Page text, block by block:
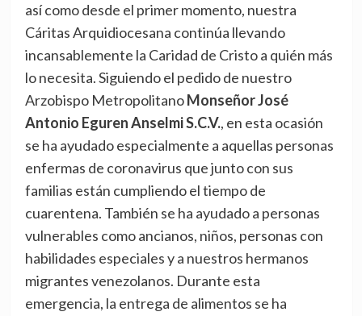
así como desde el primer momento, nuestra
Cáritas Arquidiocesana continúa llevando
incansablemente la Caridad de Cristo a quién más
lo necesita. Siguiendo el pedido de nuestro
Arzobispo MetropolitanoMonseñor José
Antonio Eguren Anselmi S.C.V., en esta ocasión
se ha ayudado especialmente a aquellas personas
enfermas de coronavirus que junto con sus
familias están cumpliendo el tiempo de
cuarentena. También se ha ayudado a personas
vulnerables como ancianos, niños, personas con
habilidades especiales y a nuestros hermanos
migrantes venezolanos. Durante esta
emergencia, la entrega de alimentos se ha